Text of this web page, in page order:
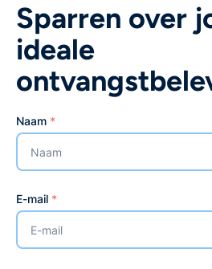
Sparren over
ideale
Naam *
E-mail *